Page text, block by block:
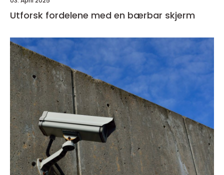
Utforsk fordelene med en bærbar skjerm